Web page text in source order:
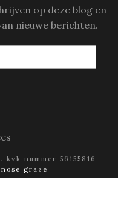
op deze blog en
nieuwe berichten.
nummer 56155816
nose graze